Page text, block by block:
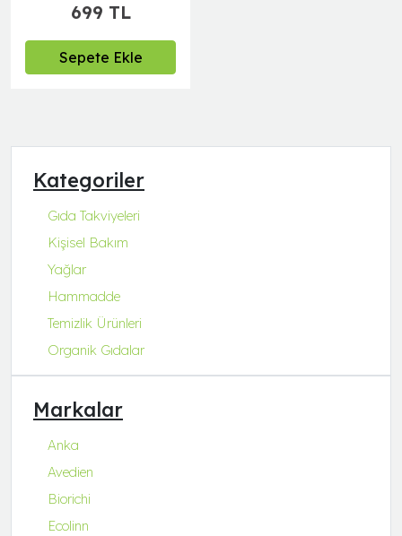
Kategoriler
Gıda Takviyeleri
Kişisel Bakım
Yağlar
Hammadde
Temizlik Ürünleri
Organik Gıdalar
Markalar
Anka
Avedien
Biorichi
Ecolinn
Temizleyici,
Parlatıcı, Kireç
Önleyici
699 TL
Sepete Ekle